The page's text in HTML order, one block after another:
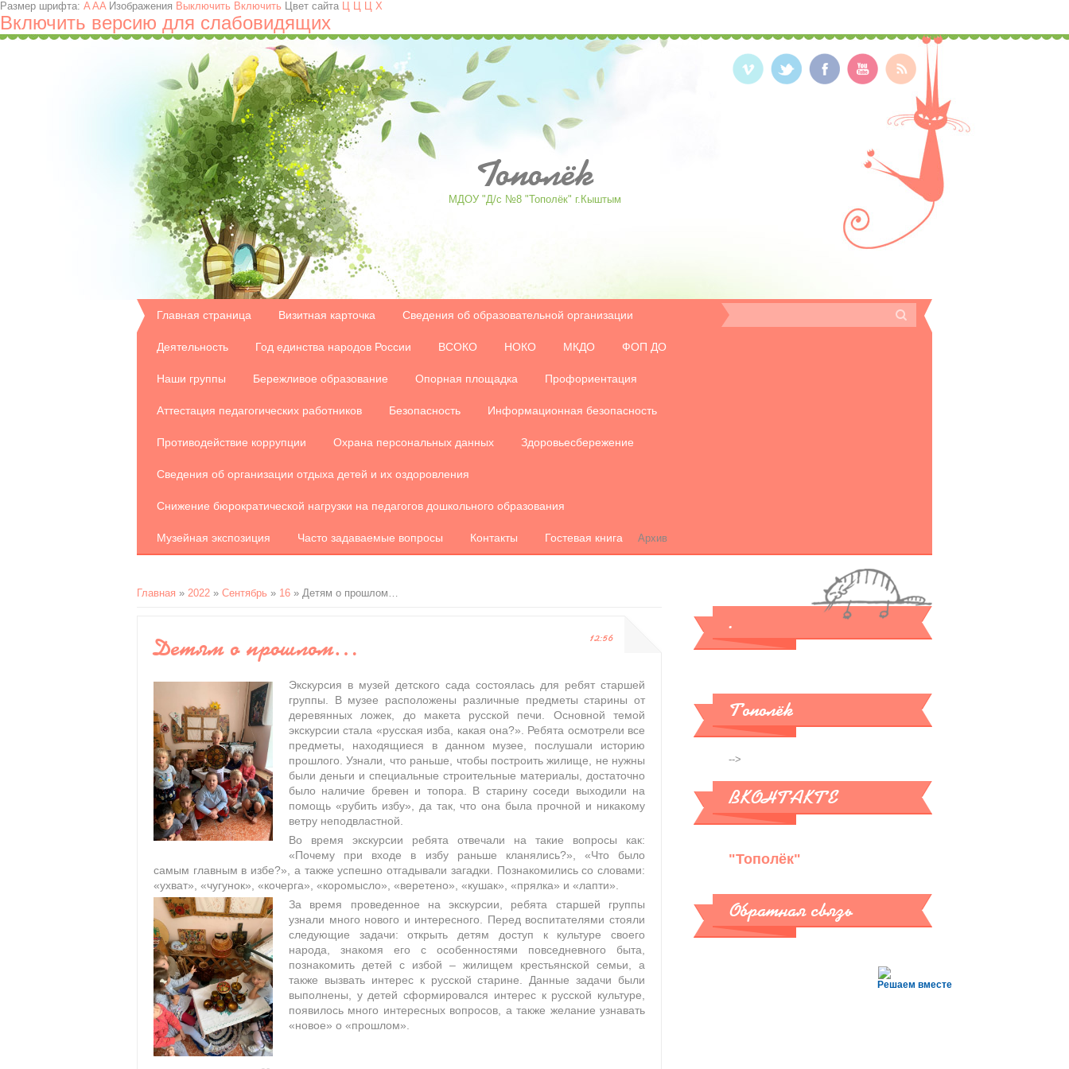
Размер шрифта: A AAИзображения Выключить Включить Цвет сайта Ц Ц Ц Х
Включить версию для слабовидящих
Tополёк
МДОУ "Д/с №8 "Тополёк" г.Кыштым
Главная страница Визитная карточка Сведения об образовательной организации
Деятельность Год единства народов России ВСОКО НОКО МКДО ФОП ДО
Наши группы Бережливое образование Опорная площадка Профориентация
Аттестация педагогических работников Безопасность Информационная безопасность
Противодействие коррупции Охрана персональных данных Здоровьесбережение
Сведения об организации отдыха детей и их оздоровления
Снижение бюрократической нагрузки на педагогов дошкольного образования
Музейная экспозиция Часто задаваемые вопросы Контакты Гостевая книга Архив
Главная » 2022 » Сентябрь » 16 » Детям о прошлом…
12:56
Детям о прошлом…
Экскурсия в музей детского сада состоялась для ребят старшей
группы. В музее расположены различные предметы старины от
деревянных ложек, до макета русской печи. Основной темой
экскурсии стала «русская изба, какая она?». Ребята осмотрели все
предметы, находящиеся в данном музее, послушали историю
прошлого. Узнали, что раньше, чтобы построить жилище, не нужны
были деньги и специальные строительные материалы, достаточно
было наличие бревен и топора. В старину соседи выходили на
помощь «рубить избу», да так, что она была прочной и никакому
ветру неподвластной.
Во время экскурсии ребята отвечали на такие вопросы как:
«Почему при входе в избу раньше кланялись?», «Что было
самым главным в избе?», а также успешно отгадывали загадки. Познакомились со словами:
«ухват», «чугунок», «кочерга», «коромысло», «веретено», «кушак», «прялка» и «лапти».
За время проведенное на экскурсии, ребята старшей группы
узнали много нового и интересного. Перед воспитателями стояли
следующие задачи: открыть детям доступ к культуре своего
народа, знакомя его с особенностями повседневного быта,
познакомить детей с избой – жилищем крестьянской семьи, а
также вызвать интерес к русской старине. Данные задачи были
выполнены, у детей сформировался интерес к русской культуре,
появилось много интересных вопросов, а также желание узнавать
«новое» о «прошлом».
.
Тополёк
-->
ВКОНТАКТЕ
"Тополёк"
Обратная связь
Решаем вместе